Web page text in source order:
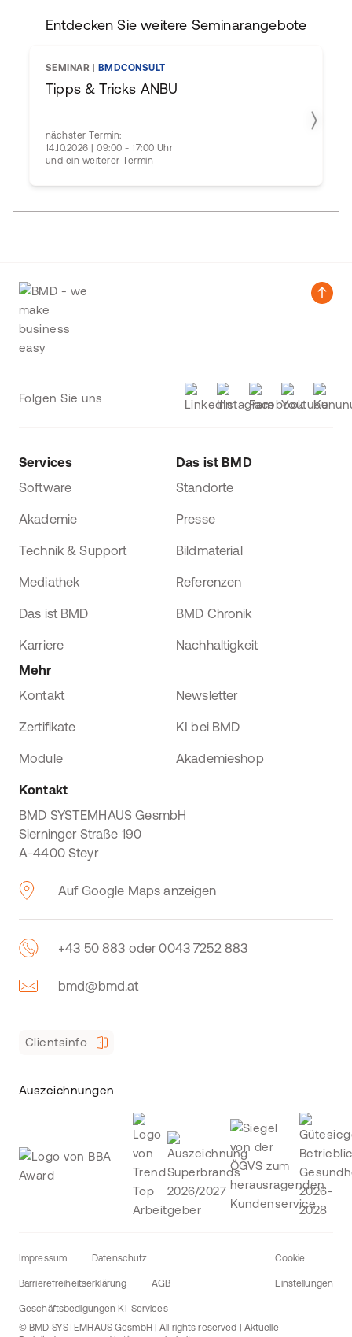
Entdecken Sie weitere Seminarangebote
SEMINAR BMDCONSULT
Tipps & Tricks ANBU
nächster Termin:
14.10.2026 | 09:00 - 17:00 Uhr
und ein weiterer Termin
Folgen Sie uns
Services
Software
Akademie
Technik & Support
Mediathek
Das ist BMD
Karriere
Das ist BMD
Standorte
Presse
Bildmaterial
Referenzen
BMD Chronik
Nachhaltigkeit
Mehr
Kontakt
Newsletter
Zertifikate KI bei BMD
Module Akademieshop
Kontakt
BMD SYSTEMHAUS GesmbH
Sierninger Straße 190
A-4400 Steyr
Auf Google Maps anzeigen
+43 50 883 oder 0043 7252 883
bmd@bmd.at
Clientsinfo
Auszeichnungen
Impressum Datenschutz
Barrierefreiheitserklärung AGB
Geschäftsbedigungen KI-Services
Cookie
Einstellungen
© BMD SYSTEMHAUS GesmbH | All rights reserved | Aktuelle